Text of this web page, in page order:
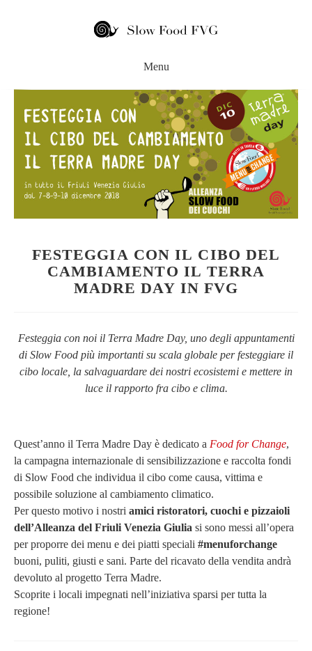
FESTEGGIA CON IL CIBO DEL
CAMBIAMENTO IL TERRA
MADRE DAY IN FVG
Festeggia con noi il Terra Madre Day, uno degli appuntamenti
di Slow Food più importanti su scala globale per festeggiare il
cibo locale, la salvaguardare dei nostri ecosistemi e mettere in
luce il rapporto fra cibo e clima.
Quest’anno il Terra Madre Day è dedicato a Food for Change,
la campagna internazionale di sensibilizzazione e raccolta fondi
di Slow Food che individua il cibo come causa, vittima e
possibile soluzione al cambiamento climatico.
Per questo motivo i nostri amici ristoratori, cuochi e pizzaioli
dell’Alleanza del Friuli Venezia Giulia si sono messi all’opera
per proporre dei menu e dei piatti speciali #menuforchange
buoni, puliti, giusti e sani. Parte del ricavato della vendita andrà
devoluto al progetto Terra Madre.
Scoprite i locali impegnati nell’iniziativa sparsi per tutta la
regione!